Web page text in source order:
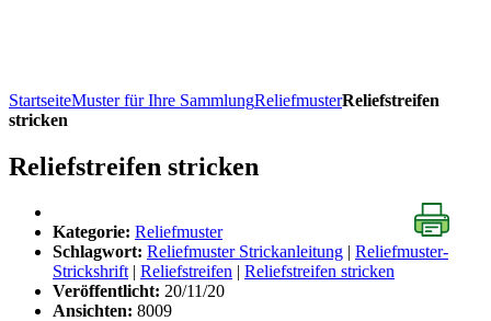
StartseiteMuster für Ihre SammlungReliefmusterReliefstreifen
stricken
Reliefstreifen stricken
Kategorie: Reliefmuster
Schlagwort: Reliefmuster Strickanleitung
Reliefmuster-
Strickshrift| Reliefstreifen
Reliefstreifen stricken
Veröffentlicht: 20/11/20
Ansichten: 8009